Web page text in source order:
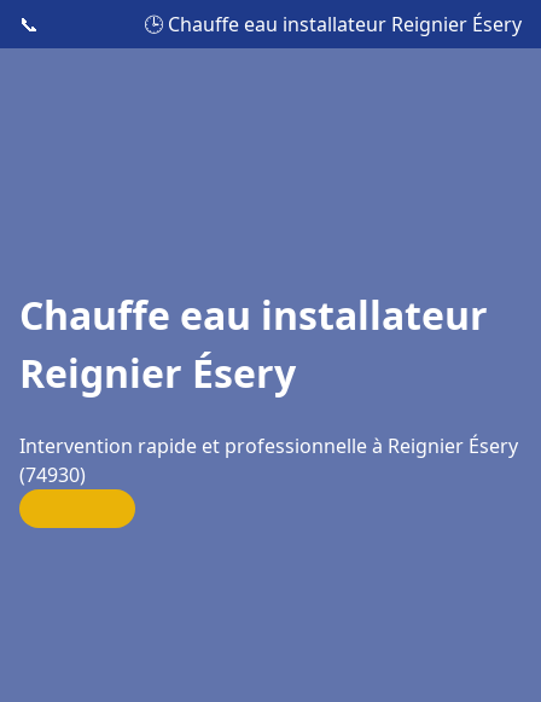
📞 🕒 Chauffe eau installateur Reignier Ésery
Chauffe eau installateur
Reignier Ésery
Intervention rapide et professionnelle à Reignier Ésery
(74930)